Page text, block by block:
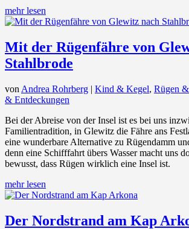
mehr lesen
Mit der Rügenfähre von
Stahlbrode
von Andrea Rohrberg | Kind & Kegel, Rügen
& Entdeckungen
Bei der Abreise von der Insel ist es bei uns
Familientradition, in Glewitz die Fähre ans
eine wunderbare Alternative zu Rügendamm
denn eine Schifffahrt übers Wasser macht uns
bewusst, dass Rügen wirklich eine Insel ist.
mehr lesen
Der Nordstrand am Kap